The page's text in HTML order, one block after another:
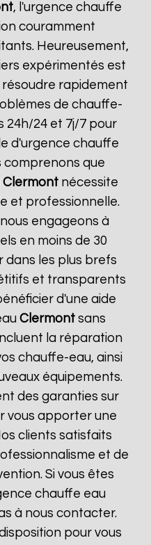
, l'urgence chauffe
couramment
Heureusement,
expérimentés est
rapidement
de chauffe-
24h/24 et 7j/7 pour
d'urgence chauffe
comprenons que
Clermontnécessite
et professionnelle.
engageons à
en moins de 30
dans les plus brefs
et transparents
d'une aide
Clermont sans
la réparation
chauffe-eau, ainsi
équipements.
des garanties sur
vous apporter une
clients satisfaits
et de
Si vous êtes
chauffe eau
à nous contacter.
pour vous